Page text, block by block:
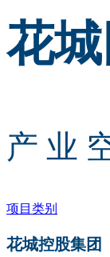
花城
产 业
项目类别
花城控股集团